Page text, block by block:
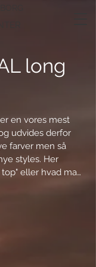
long
en vores mest
udvides derfor
farver men så
styles. Her
eller hvad man
Essential Top
i 2 basis-farver,
trusser